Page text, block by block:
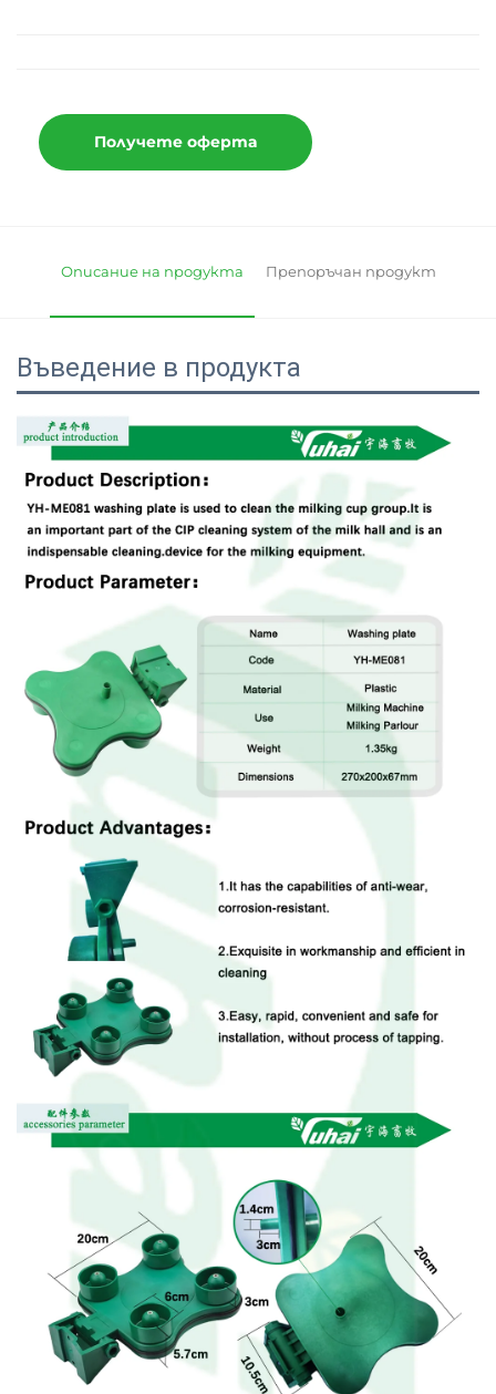
Получете оферта
Описание на продукта Препоръчан продукт
Въведение в продукта